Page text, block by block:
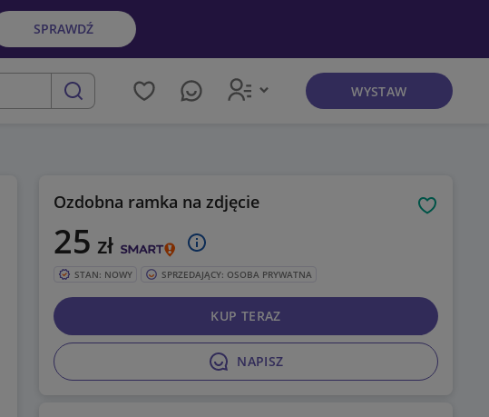
SPRAWDŹ
szukaj
WYSTAW
Ozdobna ramka na zdjęcie Obserwuj
25 zł
STAN: NOWY SPRZEDAJĄCY: OSOBA PRYWATNA
NAPISZ
KUP TERAZ